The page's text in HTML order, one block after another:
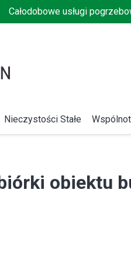
Całodobowe usługi
Nieczystości Stałe
obiektu